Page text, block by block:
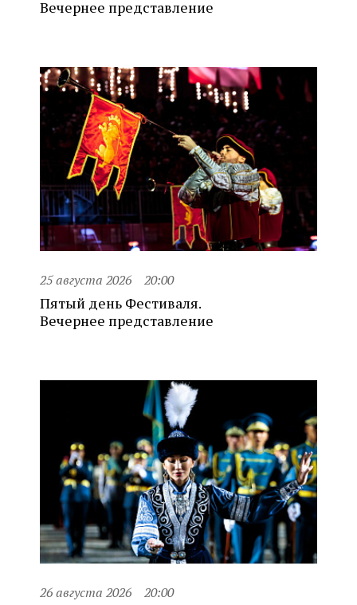
Вечернее представление
25 августа 2026 20:00
Пятый день Фестиваля.
Вечернее представление
26 августа 2026 20:00